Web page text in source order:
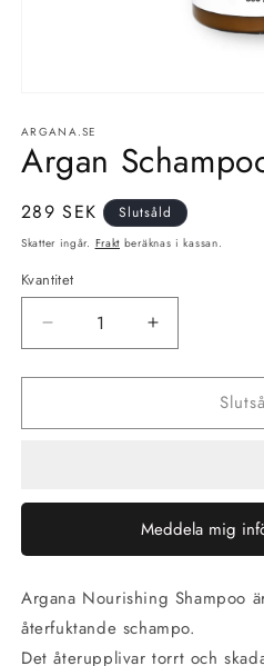
1
modalfönster
ARGANA.SE
Argan
Ordinarie
pris
289 SEK Slutsåld
Skatter ingår. Frakt beräknas i kassan.
Kvantitet
Minska
kvantitet
för
Schampoo
Öka
kvantitet
för
Schampoo
Meddela mig
Argana Nourishing Shampoo
återfuktande schampo.
Det återupplivar torrt och